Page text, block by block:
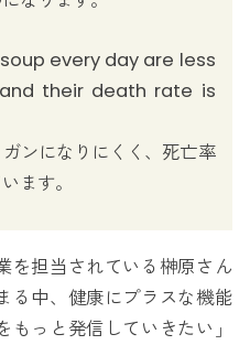
every day are less
their death rate is
ンになりにくく、死亡率
ます。
を担当されている榊原さん
る中、健康にプラスな機能
っと発信していきたい」